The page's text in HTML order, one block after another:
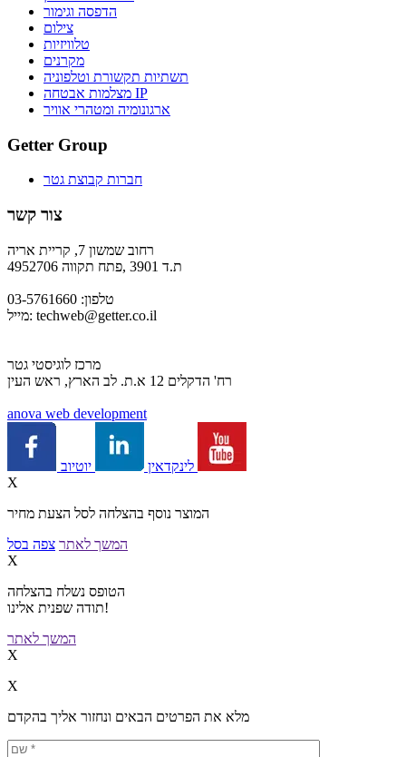
הדפסה וגימור
צילום
טלוויזיות
מקרנים
תשתיות תקשורת וטלפוניה
מצלמות אבטחה IP
ארגונומיה ומטהרי אוויר
Getter Group
חברות קבוצת גטר
צור קשר
רחוב שמשון 7, קריית אריה
ת.ד 3901 ,פתח תקווה 4952706
טלפון: 03-5761660
מייל: techweb@getter.co.il
מרכז לוגיסטי גטר
רח' הדקלים 12 א.ת. לב הארץ, ראש העין
anova web development
לינקדאין
X
המוצר נוסף בהצלחה לסל הצעת מחיר
המשך לאתר צפה בסל
X
הטופס נשלח בהצלחה
תודה שפנית אלינו!
המשך לאתר
X
X
מלא את הפרטים הבאים ונחזור אליך בהקדם